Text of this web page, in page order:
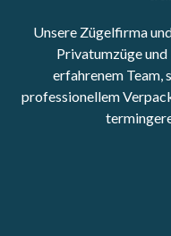
Unsere Zügelfirma
Privatumzüge
erfahrenem
professionellem